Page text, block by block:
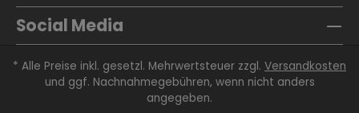
Social Media
* Alle Preise inkl. gesetzl. Mehrwertsteuer zzgl. Versandkosten
und ggf. Nachnahmegebühren, wenn nicht anders
angegeben.